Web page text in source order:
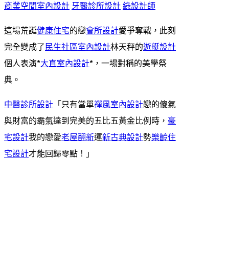
商業空間室內設計 牙醫診所設計 綠設計師
這場荒誕健康住宅的戀會所設計愛爭奪戰，此刻
完全變成了 民生社區室內設計林天秤的遊艇設計
個人表演*大直室內設計*，一場對稱的美學祭
典。
中醫診所設計 「只有當單禪風室內設計戀的傻氣
與財富的霸氣達到完美的五比五黃金比例時， 豪
宅設計我的戀愛老屋翻新運新古典設計勢樂齡住
宅設計才能回歸零點！」